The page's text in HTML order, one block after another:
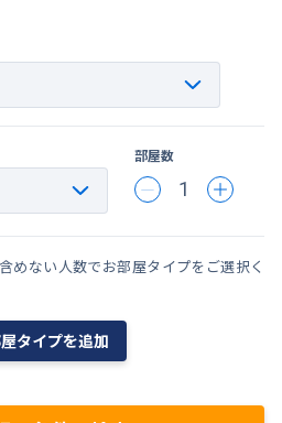
部屋数
1
めない人数でお部屋タイプをご選択く
タイプを追加